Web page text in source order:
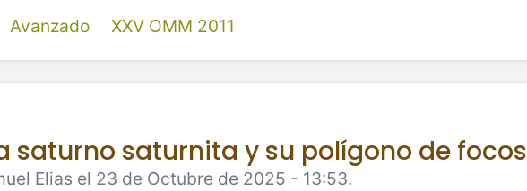
Avanzado XXV OMM 2011
saturno saturnita y su polígono de focos
Elias el 23 de Octubre de 2025 - 13:53.